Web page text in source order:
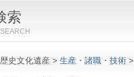
索
歴史文化遺産> 生産・諸職・技術>